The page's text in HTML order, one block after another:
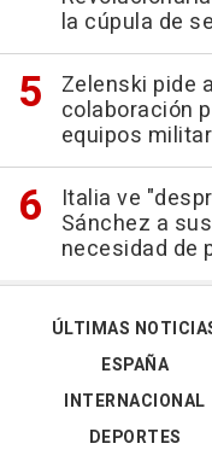
la cúpula de
Zelenski pide
colaboración
equipos
Italia ve
Sánchez a
necesidad de
ÚLTIMAS
ESPAÑA
INTERNACIONAL
DEPORTES